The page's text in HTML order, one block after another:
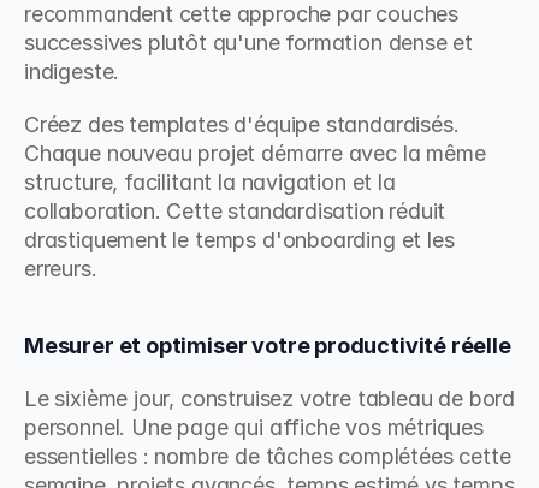
recommandent cette approche par couches
successives plutôt qu'une formation dense et
indigeste.
Créez des templates d'équipe standardisés.
Chaque nouveau projet démarre avec la même
structure, facilitant la navigation et la
collaboration. Cette standardisation réduit
drastiquement le temps d'onboarding et les
erreurs.
Mesurer et optimiser votre productivité réelle
Le sixième jour, construisez votre tableau de bord
personnel. Une page qui affiche vos métriques
essentielles : nombre de tâches complétées cette